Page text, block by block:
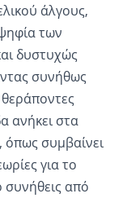
άλγους,
των
δυστυχώς
συνήθως
ανήκει στα
όπως συμβαίνει
για το
συνήθεις από